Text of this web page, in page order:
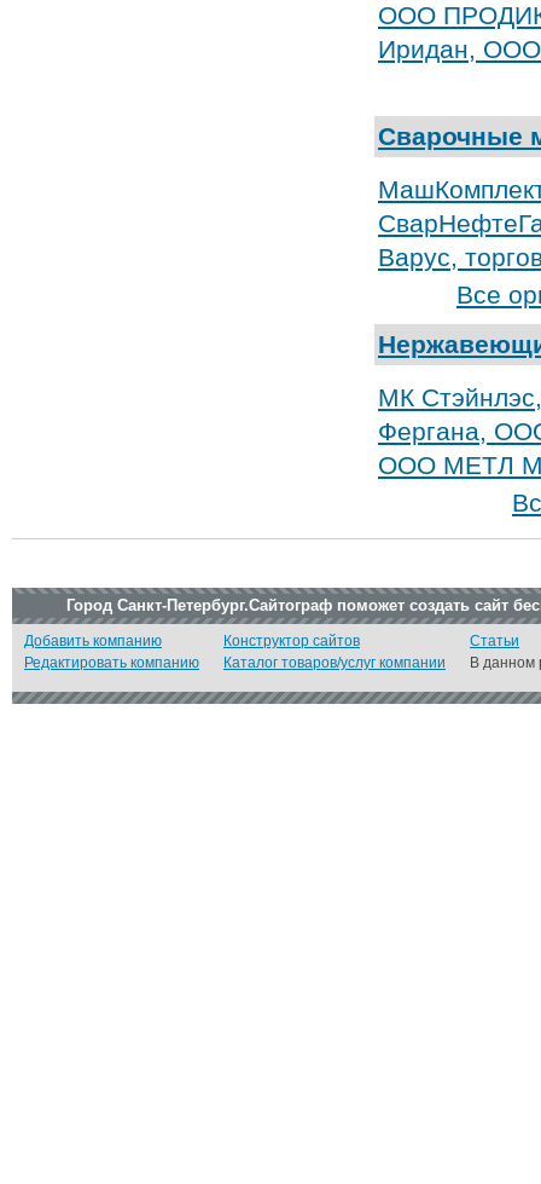
ООО
Иридан,
Сварочные
Варус,
Все
МК
Фергана,
ООО МЕТЛ
Город Санкт-Петербург.Сайтограф поможет создать сайт
Добавить компанию
Редактировать компанию
Конструктор сайтов
Каталог товаров/услуг компании
Статьи
В данном